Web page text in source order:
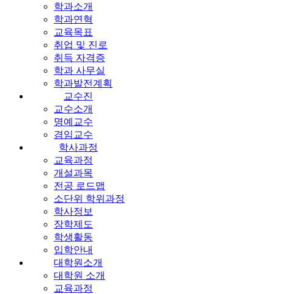
학과소개
학과연혁
교육목표
취업 및 진로
취득 자격증
학과 사무실
학과발전계획
교수진
교수소개
명예교수
겸임교수
학사과정
교육과정
개설과목
전공 로드맵
소단위 학위과정
학사정보
장학제도
학생활동
입학안내
대학원소개
대학원 소개
교육과정